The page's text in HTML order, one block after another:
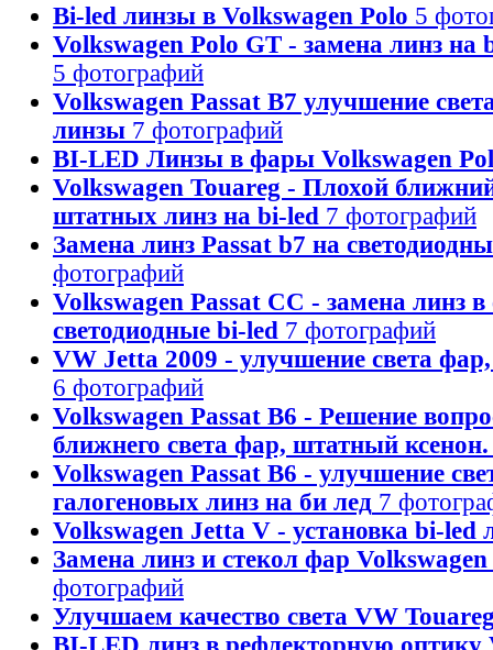
Bi-led линзы в Volkswagen Polo 5
Volkswagen Polo GT - замена линз на
5 фотографий
Volkswagen Passat B7 улучшение
линзы 7 фотографий
BI-LED Линзы в фары Volkswagen
Volkswagen Touareg - Плохой
штатных линз на bi-led 7 фотографий
Замена линз Passat b7 на
фотографий
Volkswagen Passat CC - замена линз
светодиодные bi-led 7 фотографий
VW Jetta 2009 - улучшение света
6 фотографий
Volkswagen Passat B6 - Решение
ближнего света фар, штатный ксенон.
Volkswagen Passat B6 - улучшение
галогеновых линз на би лед 7
Volkswagen Jetta V - установка bi-led
Замена линз и стекол фар
фотографий
Улучшаем качество света VW